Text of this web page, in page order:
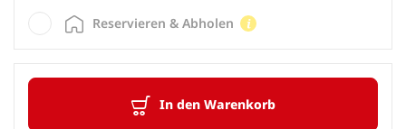
In den Warenkorb
Reservieren & Abholen